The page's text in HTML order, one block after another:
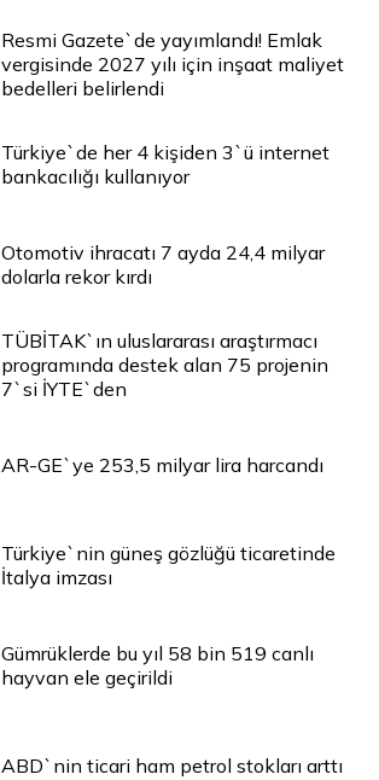
Resmi Gazete`de yayımlandı! Emlak
vergisinde 2027 yılı için inşaat maliyet
bedelleri belirlendi
Türkiye`de her 4 kişiden 3`ü internet
bankacılığı kullanıyor
Otomotiv ihracatı 7 ayda 24,4 milyar
dolarla rekor kırdı
TÜBİTAK`ın uluslararası araştırmacı
programında destek alan 75 projenin
7`si İYTE`den
AR-GE`ye 253,5 milyar lira harcandı
Türkiye`nin güneş gözlüğü ticaretinde
İtalya imzası
Gümrüklerde bu yıl 58 bin 519 canlı
hayvan ele geçirildi
ABD`nin ticari ham petrol stokları arttı